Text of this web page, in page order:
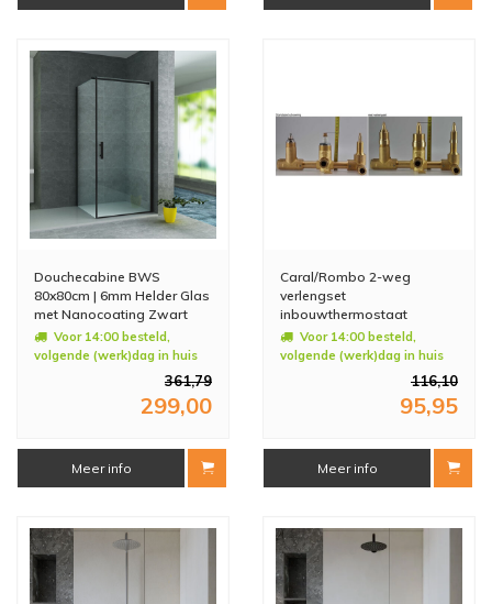
Douchecabine BWS
80x80cm | 6mm Helder Glas
met Nanocoating Zwart
Voor 14:00 besteld,
volgende (werk)dag in huis
361,79
299,00
Meer info
Caral/Rombo 2-weg
verlengset
inbouwthermostaat
Voor 14:00 besteld,
volgende (werk)dag in huis
116,10
95,95
Meer info